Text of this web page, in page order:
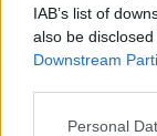
IAB’s list of
also be
Downstream
Personal